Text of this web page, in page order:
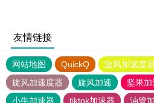
友情链接
网站地图 QuickQ 旋风加速度器
旋风加速度器
旋风加速 坚果加
小牛加速器
tiktok加速器 油管